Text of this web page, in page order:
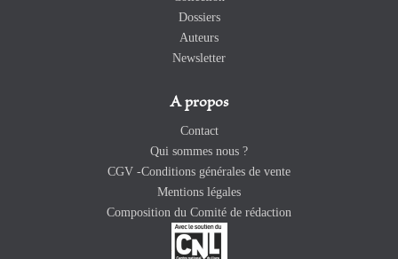
Dossiers
Auteurs
Newsletter
A propos
Contact
Qui sommes nous ?
CGV -Conditions générales de vente
Mentions légales
Composition du Comité de rédaction